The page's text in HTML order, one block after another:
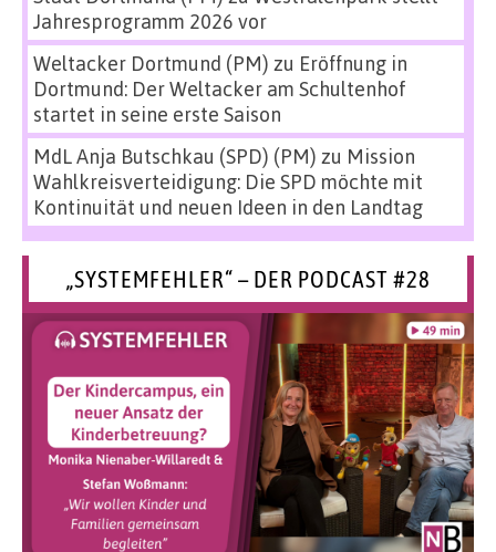
Jahresprogramm 2026 vor
Weltacker Dortmund (PM) zu Eröffnung in
Dortmund: Der Weltacker am Schultenhof
startet in seine erste Saison
MdL Anja Butschkau (SPD) (PM) zu Mission
Wahlkreisverteidigung: Die SPD möchte mit
Kontinuität und neuen Ideen in den Landtag
„SYSTEMFEHLER“ – DER PODCAST #28